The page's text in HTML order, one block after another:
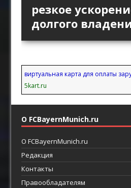
пространство
как главный
Английской
возвращают
футбол
позиционной
резкое
долгого
как ротации
пространство
линиями
виртуальная карта для оплаты
5kart.ru
О FCBayernMunich.ru
О FCBayernMunich.ru
Редакция
Контакты
Правообладателям